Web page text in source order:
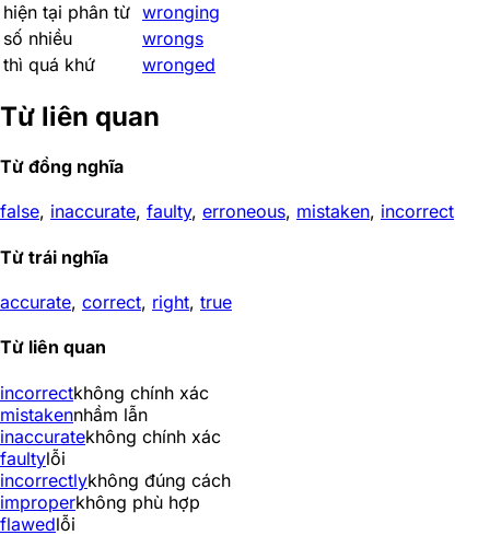
hiện tại phân từ wronging
số nhiều
wrongs
thì quá khứ
wronged
Từ liên quan
Từ đồng nghĩa
false, inaccurate, faulty, erroneous, mistaken, incorrect
Từ trái nghĩa
accurate, correct, right, true
Từ liên quan
incorrectkhông chính xác
mistakennhầm lẫn
inaccuratekhông chính xác
faultylỗi
incorrectlykhông đúng cách
improperkhông phù hợp
flawedlỗi